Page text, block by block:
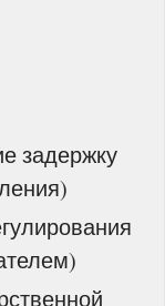
задержку